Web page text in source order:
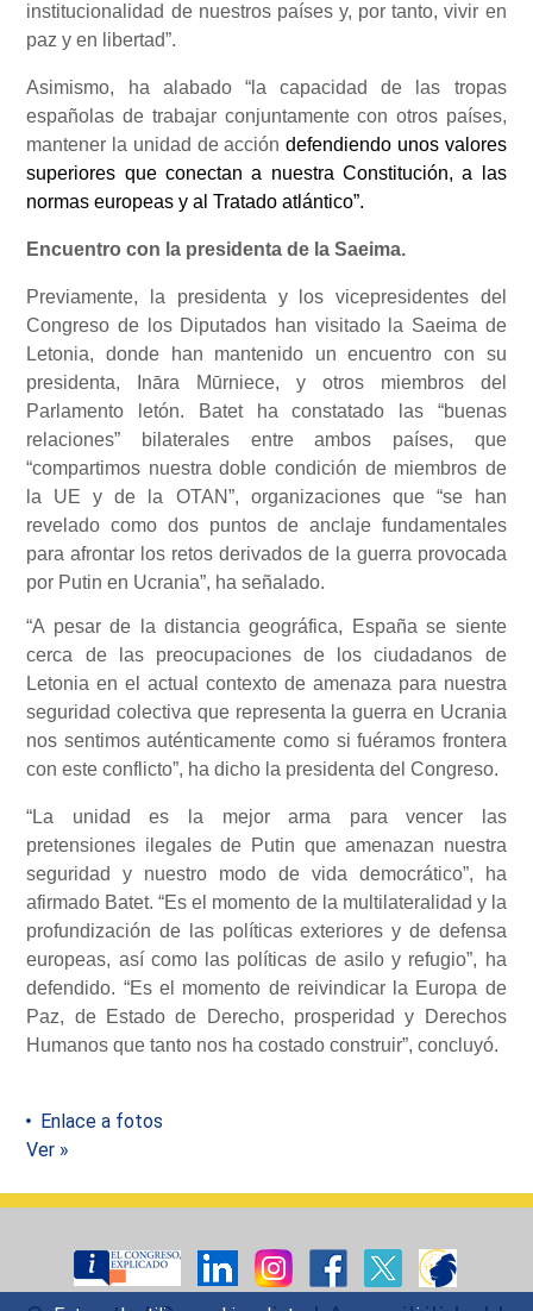
institucionalidad de nuestros países y, por tanto, vivir en
paz y en libertad”.
Asimismo, ha alabado “la capacidad de las tropas
españolas de trabajar conjuntamente con otros países,
mantener la unidad de accióndefendiendo unos valores
superiores que conectan a nuestra Constitución, a las
normas europeas y al Tratado atlántico”.
Encuentro con la presidenta de la Saeima.
Previamente, la presidenta y los vicepresidentes del
Congreso de los Diputados han visitado la Saeima de
Letonia, donde han mantenido un encuentro con su
presidenta, Ināra Mūrniece, y otros miembros del
Parlamento letón. Batet ha constatado las “buenas
relaciones” bilaterales entre ambos países, que
“compartimos nuestra doble condición de miembros de
la UE y de la OTAN”, organizaciones que “se han
revelado como dos puntos de anclaje fundamentales
para afrontar los retos derivados de la guerra provocada
por Putin en Ucrania”, ha señalado.
“A pesar de la distancia geográfica, España se siente
cerca de las preocupaciones de los ciudadanos de
Letonia en el actual contexto de amenaza para nuestra
seguridad colectiva que representa la guerra en Ucrania
nos sentimos auténticamente como si fuéramos frontera
con este conflicto”, ha dicho la presidenta del Congreso.
“La unidad es la mejor arma para vencer las
pretensiones ilegales de Putin que amenazan nuestra
seguridad y nuestro modo de vida democrático”, ha
afirmado Batet. “Es el momento de la multilateralidad y la
profundización de las políticas exteriores y de defensa
europeas, así como las políticas de asilo y refugio”, ha
defendido. “Es el momento de reivindicar la Europa de
Paz, de Estado de Derecho, prosperidad y Derechos
Humanos que tanto nos ha costado construir”, concluyó.
Enlace a fotos
Ver »